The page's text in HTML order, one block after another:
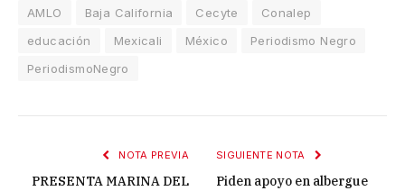
AMLO Baja California Cecyte
Conalep
educación
Mexicali México
Periodismo Negro
PeriodismoNegro
NOTA PREVIA
PRESENTA MARINA DEL
SIGUIENTE NOTA
Piden apoyo en albergue